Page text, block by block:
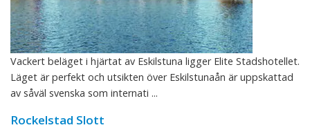
Vackert beläget i hjärtat av Eskilstuna ligger Elite Stadshotellet.
Läget är perfekt och utsikten över Eskilstunaån är uppskattad
av såväl svenska som internati ...
Rockelstad Slott